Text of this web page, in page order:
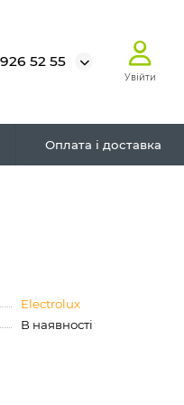
52 55
Увійти
Оплата і доставка
Electrolux
В наявності